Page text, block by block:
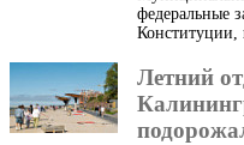
федеральные
Конституции,
Летний